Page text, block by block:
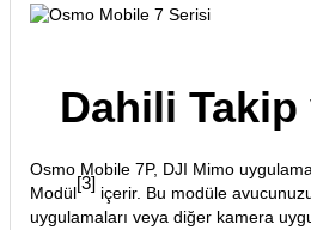
Dahili
Osmo Mobile 7P, DJI Mimo
Modül [3] içerir. Bu modüle
uygulamaları veya diğer kamera